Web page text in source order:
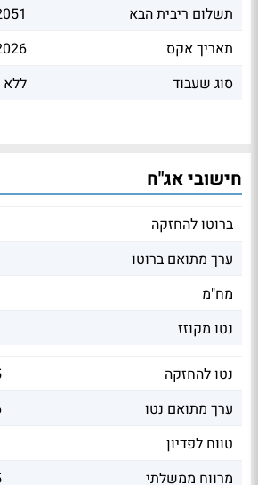
תשלום ריבית הבא
תאריך אקס
סוג שעבוד
ללא
חישובי אג"ח
ברוטו להחזקה
ערך מתואם ברוטו
מח"מ
נטו מקוזז
נטו להחזקה
ערך מתואם נטו
טווח לפדיון
מרווח ממשלתי